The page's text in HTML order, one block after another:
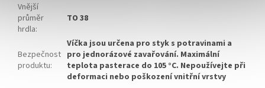
Vnější
průměr
hrdla:
TO 38
Bezpečnost
produktu:
Víčka jsou určena pro styk s potravinami a
pro jednorázové zavařování. Maximální
teplota pasterace do 105 °C. Nepoužívejte při
deformaci nebo poškození vnitřní vrstvy